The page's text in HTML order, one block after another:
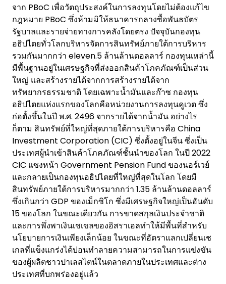
จาก PBoC เพื่อวัตถุประสงค์ในการลงทุนโดยไม่ต้องแก้ไข
กฎหมาย PBoC ซึ่งห้ามมิให้ธนาคารกลางซื้อพันธบัตร
รัฐบาลและรายจ่ายทางการคลังโดยตรง ปัจจุบันกองทุน
อธิปไตยทั่วโลกบริหารจัดการสินทรัพย์ภายใต้การบริหาร
รวมกันมากกว่า eleven.5 ล้านล้านดอลลาร์ กองทุนเหล่านี้
มีพื้นฐานอยู่ในเศรษฐกิจที่ส่งออกสินค้าโภคภัณฑ์เป็นส่วน
ใหญ่ และสร้างรายได้จากการสร้างรายได้จาก
ทรัพยากรธรรมชาติ โดยเฉพาะน้ำมันและก๊าซ กองทุน
อธิปไตยแห่งแรกของโลกคือหน่วยงานการลงทุนคูเวต ซึ่ง
ก่อตั้งขึ้นในปี พ.ศ. 2496 จากรายได้จากน้ำมัน อย่างไร
ก็ตาม สินทรัพย์ที่ใหญ่ที่สุดภายใต้การบริหารคือ China
Investment Corporation (CIC) ซึ่งตั้งอยู่ในจีน ซึ่งเป็น
ประเทศผู้นำเข้าสินค้าโภคภัณฑ์ชั้นนำของโลก ในปี 2022
CIC แซงหน้า Government Pension Fund ของนอร์เวย์
และกลายเป็นกองทุนอธิปไตยที่ใหญ่ที่สุดในโลก โดยมี
สินทรัพย์ภายใต้การบริหารมากกว่า 1.35 ล้านล้านดอลลาร์
ซึ่งเกินกว่า GDP ของเม็กซิโก ซึ่งมีเศรษฐกิจใหญ่เป็นอันดับ
15 ของโลก ในขณะเดียวกัน การขาดสกุลเงินประจำชาติ
และการพึ่งพาเงินเชเขลของอิสราเอลทำให้มีพื้นที่สำหรับ
นโยบายการเงินเพียงเล็กน้อย ในขณะที่อัตราแลกเปลี่ยนเช
เกลที่แข็งแกร่งได้บ่อนทำลายความสามารถในการแข่งขัน
ของผู้ผลิตชาวปาเลสไตน์ในตลาดภายในประเทศและต่าง
ประเทศที่บกพร่องอยู่แล้ว